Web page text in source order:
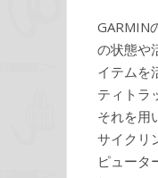
GARMIN
の状態や
イテムを
ティトラ
それを用
サイクリ
ピュータ